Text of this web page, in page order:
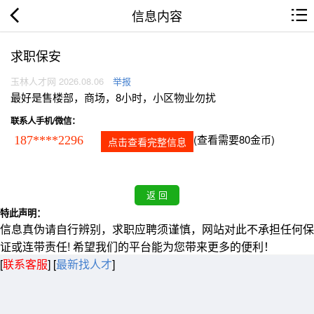
信息内容
求职保安
玉林人才网 2026.08.06 举报
最好是售楼部，商场，8小时，小区物业勿扰
联系人手机/微信：
187****2296 点击查看完整信息 (查看需要80金币)
特此声明：
信息真伪请自行辨别，求职应聘须谨慎，网站对此不承担任何保
证或连带责任! 希望我们的平台能为您带来更多的便利！
[联系客服] [最新找人才]